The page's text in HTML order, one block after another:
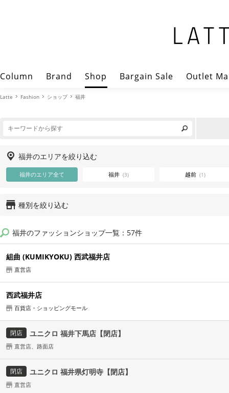
Column Brand Shop Bargain Sale Outlet
Latte Fashion ショップ 福井
福井のエリアを絞り込む
福井のエリア全て 福井 (3) 越前 (1)
種別を絞り込む
福井のファッションショップ一覧：57件
組曲 (KUMIKYOKU) 西武福井店
直営店
西武福井店
百貨店・ショッピングモール
閉店 ユニクロ 福井下馬店【閉店】
直営店、路面店
閉店 ユニクロ 福井県灯明寺【閉店】
直営店